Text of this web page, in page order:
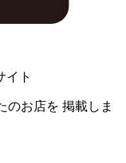
イト
のお店を 掲載しま